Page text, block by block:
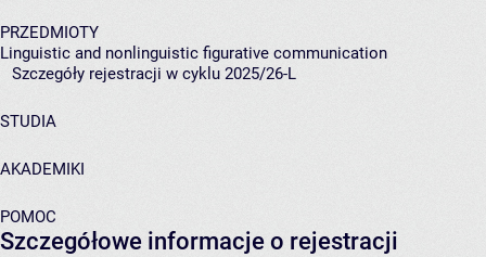
PRZEDMIOTY
Linguistic and nonlinguistic figurative communication
Szczegóły rejestracji w cyklu 2025/26-L
STUDIA
AKADEMIKI
POMOC
Szczegółowe informacje o rejestracji